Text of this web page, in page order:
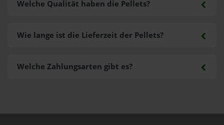
Welche Zahlungsarten gibt es?
Welche Qualität haben die Pellets?
Wie lange ist die Lieferzeit der Pellets?